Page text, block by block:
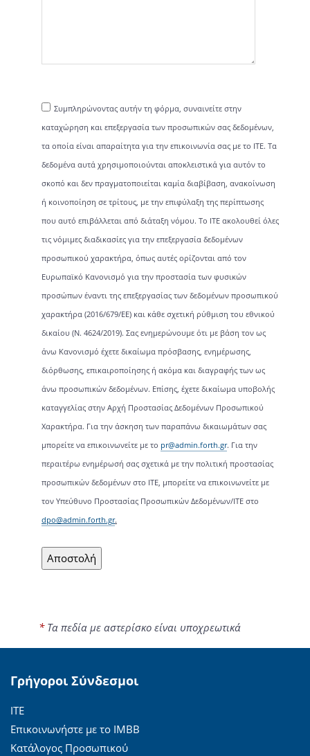
Συμπληρώνοντας αυτήν τη φόρμα, συναινείτε στην
καταχώρηση και επεξεργασία των προσωπικών σας δεδομένων,
τα οποία είναι απαραίτητα για την επικοινωνία σας με το ΙΤΕ. Τα
δεδομένα αυτά χρησιμοποιούνται αποκλειστικά για αυτόν το
σκοπό και δεν πραγματοποιείται καμία διαβίβαση, ανακοίνωση
ή κοινοποίηση σε τρίτους, με την επιφύλαξη της περίπτωσης
που αυτό επιβάλλεται από διάταξη νόμου. Το ΙΤΕ ακολουθεί όλες
τις νόμιμες διαδικασίες για την επεξεργασία δεδομένων
προσωπικού χαρακτήρα, όπως αυτές ορίζονται από τον
Ευρωπαϊκό Κανονισμό για την προστασία των φυσικών
προσώπων έναντι της επεξεργασίας των δεδομένων προσωπικού
χαρακτήρα (2016/679/ΕΕ) και κάθε σχετική ρύθμιση του εθνικού
δικαίου (Ν. 4624/2019). Σας ενημερώνουμε ότι με βάση τον ως
άνω Κανονισμό έχετε δικαίωμα πρόσβασης, ενημέρωσης,
διόρθωσης, επικαιροποίησης ή ακόμα και διαγραφής των ως
άνω προσωπικών δεδομένων. Επίσης, έχετε δικαίωμα υποβολής
καταγγελίας στην Αρχή Προστασίας Δεδομένων Προσωπικού
Χαρακτήρα. Για την άσκηση των παραπάνω δικαιωμάτων σας
μπορείτε να επικοινωνείτε με το pr@admin.forth.gr. Για την
περαιτέρω ενημέρωσή σας σχετικά με την πολιτική προστασίας
προσωπικών δεδομένων στο ΙΤΕ, μπορείτε να επικοινωνείτε με
τον Υπεύθυνο Προστασίας Προσωπικών Δεδομένων/ΙΤΕ στο
dpo@admin.forth.gr.
*Τα πεδία με αστερίσκο είναι υποχρεωτικά
Γρήγοροι Σύνδεσμοι
ΙΤΕ
Επικοινωνήστε με το ΙΜΒΒ
Κατάλογος Προσωπικού